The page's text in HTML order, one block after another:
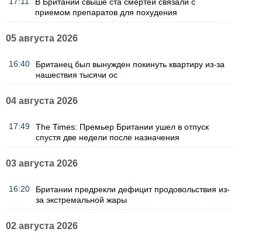
приемом препаратов для похудения
05 августа 2026
16:40
Британец был вынужден покинуть квартиру из-за
нашествия тысячи ос
04 августа 2026
17:49
The Times: Премьер Британии ушел в отпуск
спустя две недели после назначения
03 августа 2026
16:20
Британии предрекли дефицит продовольствия из-
за экстремальной жары
02 августа 2026